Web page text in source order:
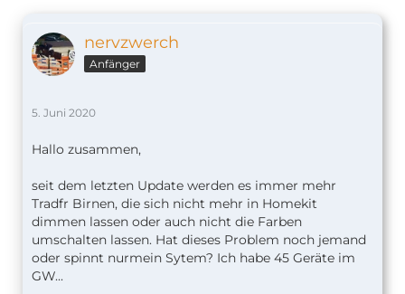
nervzwerch
Anfänger
5. Juni 2020
Hallo zusammen,
seit dem letzten Update werden es immer mehr
Tradfr Birnen, die sich nicht mehr in Homekit
dimmen lassen oder auch nicht die Farben
umschalten lassen. Hat dieses Problem noch jemand
oder spinnt nurmein Sytem? Ich habe 45 Geräte im
GW...